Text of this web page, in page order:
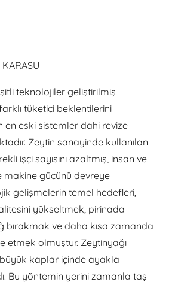
teknolojiler geliştirilmiş
tüketici beklentilerini
en eski sistemler dahi revize
Zeytin sanayinde kullanılan
işçi sayısını azaltmış, insan ve
makine gücünü devreye
gelişmelerin temel hedefleri,
yükseltmek, pirinada
bırakmak ve daha kısa zamanda
etmek olmuştur. Zeytinyağı
kaplar içinde ayakla
Bu yöntemin yerini zamanla taş